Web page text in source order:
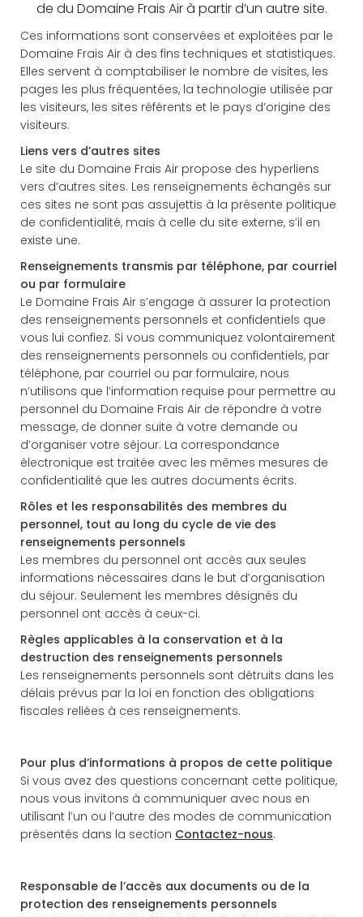
de du Domaine Frais Air à partir d’un autre site.
Ces informations sont conservées et exploitées par le
Domaine Frais Air à des fins techniques et statistiques.
Elles servent à comptabiliser le nombre de visites, les
pages les plus fréquentées, la technologie utilisée par
les visiteurs, les sites référents et le pays d’origine des
visiteurs.
Liens vers d’autres sites
Le site du Domaine Frais Air propose des hyperliens
vers d’autres sites. Les renseignements échangés sur
ces sites ne sont pas assujettis à la présente politique
de confidentialité, mais à celle du site externe, s’il en
existe une.
Renseignements transmis par téléphone, par courriel
ou par formulaire
Le Domaine Frais Air s’engage à assurer la protection
des renseignements personnels et confidentiels que
vous lui confiez. Si vous communiquez volontairement
des renseignements personnels ou confidentiels, par
téléphone, par courriel ou par formulaire, nous
n’utilisons que l’information requise pour permettre au
personnel du Domaine Frais Air de répondre à votre
message, de donner suite à votre demande ou
d’organiser votre séjour. La correspondance
électronique est traitée avec les mêmes mesures de
confidentialité que les autres documents écrits.
Rôles et les responsabilités des membres du
personnel, tout au long du cycle de vie des
renseignements personnels
Les membres du personnel ont accès aux seules
informations nécessaires dans le but d’organisation
du séjour. Seulement les membres désignés du
personnel ont accès à ceux-ci.
Règles applicables à la conservation et à la
destruction des renseignements personnels
Les renseignements personnels sont détruits dans les
délais prévus par la loi en fonction des obligations
fiscales reliées à ces renseignements.
Pour plus d’informations à propos de cette politique
Si vous avez des questions concernant cette politique,
nous vous invitons à communiquer avec nous en
utilisant l’un ou l’autre des modes de communication
présentés dans la section Contactez-nous.
Responsable de l’accès aux documents ou de la
protection des renseignements personnels